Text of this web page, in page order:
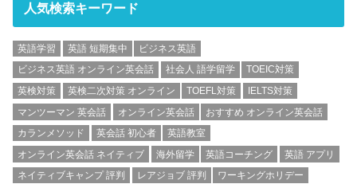
人気検索キーワード
英語学習 英語 短期集中
ビジネス英語
ビジネス英語 オンライン英会話
社会人 語学留学
TOEIC対策
英検対策
英検二次対策 オンライン TOEFL対策
IELTS対策
マンツーマン 英会話
オンライン英会話
おすすめ オンライン英会話
カランメソッド
英会話 初心者
英語教室
オンライン英会話 ネイティブ
海外留学 英語コーチング
英語 アプリ
ネイティブキャンプ 評判
レアジョブ 評判
ワーキングホリデー